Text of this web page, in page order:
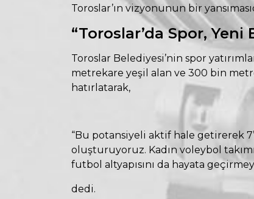
Toroslar’ın vizyonunun bir
“Toroslar’da Spor,
Toroslar Belediyesi’nin spor
metrekare yeşil alan ve 300 bin
hatırlatarak,
“Bu potansiyeli aktif hale getirerek
oluşturuyoruz. Kadın voleybol
futbol altyapısını da hayata
dedi.